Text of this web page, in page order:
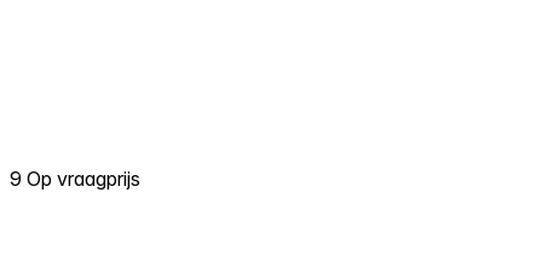
9 Op vraagprijs